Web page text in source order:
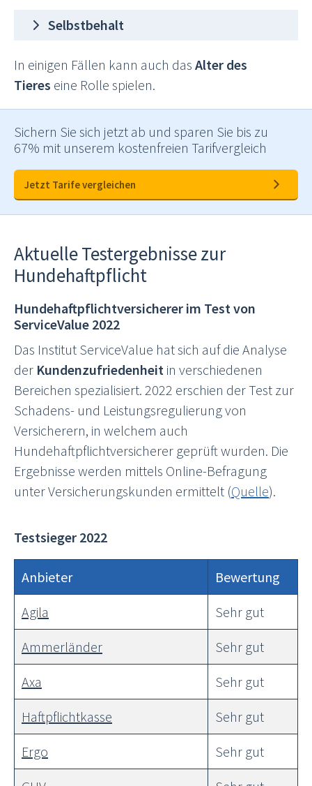
Selbstbehalt
In einigen Fällen kann auch das Alter des
Tieres eine Rolle spielen.
Sichern Sie sich jetzt ab und sparen Sie bis zu
67% mit unserem kostenfreien Tarifvergleich
Jetzt Tarife vergleichen
Aktuelle Testergebnisse zur
Hundehaftpflicht
Hundehaftpflichtversicherer im Test von
ServiceValue 2022
Das Institut ServiceValue hat sich auf die Analyse
der Kundenzufriedenheit in verschiedenen
Bereichen spezialisiert. 2022 erschien der Test zur
Schadens- und Leistungsregulierung von
Versicherern, in welchem auch
Hundehaftpflichtversicherer geprüft wurden. Die
Ergebnisse werden mittels Online-Befragung
unter Versicherungskunden ermittelt (Quelle).
Testsieger 2022
Anbieter
Bewertung
Agila
Sehr gut
Ammerländer
Sehr gut
Axa
Sehr gut
Haftpflichtkasse
Sehr gut
Ergo
Sehr gut